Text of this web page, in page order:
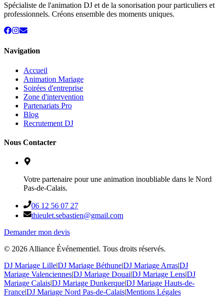
Spécialiste de l'animation DJ et de la sonorisation pour particuliers et
professionnels. Créons ensemble des moments uniques.
Navigation
Accueil
Animation Mariage
Soirées d'entreprise
Zone d'intervention
Partenariats Pro
Blog
Recrutement DJ
Nous Contacter
Votre partenaire pour une animation inoubliable dans le Nord
Pas-de-Calais.
06 12 56 07 27
thieulet.sebastien@gmail.com
Demander mon devis
© 2026 Alliance Événementiel. Tous droits réservés.
DJ Mariage Lille|DJ Mariage Béthune|DJ Mariage Arras|DJ
Mariage Valenciennes|DJ Mariage Douai|DJ Mariage Lens|DJ
Mariage Calais|DJ Mariage Dunkerque|DJ Mariage Hauts-de-
France|DJ Mariage Nord Pas-de-Calais|Mentions Légales